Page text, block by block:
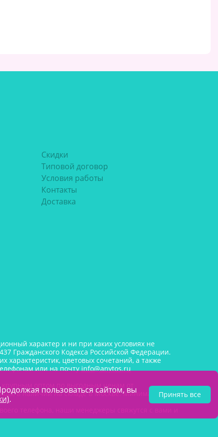
Скидки
Типовой договор
Условия работы
Контакты
Доставка
характер и ни при каких условиях не
Гражданского Кодекса Российской Федерации.
характеристик, цветовых сочетаний, а также
или на почтуinfo@anytos.ru
оптом по выгодным ценам от
в наличии на складе в Москве. Минимальная
телефона, наши менеджеры свяжутся с вами и
пользоваться сайтом, вы
. Принять все